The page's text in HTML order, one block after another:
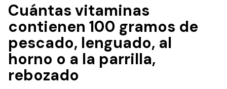
Cuántas vitaminas
contienen 100 gramos de
pescado, lenguado, al
horno o a la parrilla,
rebozado